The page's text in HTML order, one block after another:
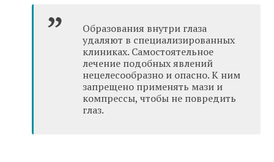
Образования внутри глаза
удаляют в специализированных
клиниках. Самостоятельное
лечение подобных явлений
нецелесообразно и опасно. К ним
запрещено применять мази и
компрессы, чтобы не повредить
глаз.